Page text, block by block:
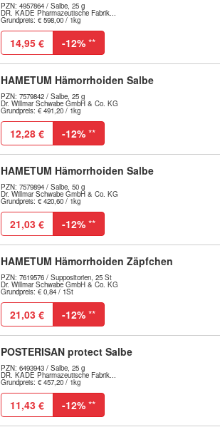
PZN: 4957864 / Salbe, 25 g
DR. KADE Pharmazeutische Fabrik...
Grundpreis: € 598,00 / 1kg
14,95 € -12% **
HAMETUM Hämorrhoiden Salbe
PZN: 7579842 / Salbe, 25 g
Dr. Willmar Schwabe GmbH & Co. KG
Grundpreis: € 491,20 / 1kg
12,28 € -12% **
HAMETUM Hämorrhoiden Salbe
PZN: 7579894 / Salbe, 50 g
Dr. Willmar Schwabe GmbH & Co. KG
Grundpreis: € 420,60 / 1kg
21,03 € -12% **
HAMETUM Hämorrhoiden Zäpfchen
PZN: 7619576 / Suppositorien, 25 St
Dr. Willmar Schwabe GmbH & Co. KG
Grundpreis: € 0,84 / 1St
21,03 € -12% **
POSTERISAN protect Salbe
PZN: 6493943 / Salbe, 25 g
DR. KADE Pharmazeutische Fabrik...
Grundpreis: € 457,20 / 1kg
11,43 € -12% **